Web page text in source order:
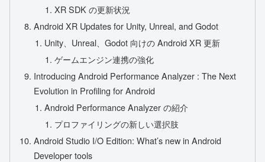
XR SDK の更新状況
Android XR Updates for Unity, Unreal, and Godot
Unity、Unreal、Godot 向けの Android XR 更新
ゲームエンジン連携の強化
Introducing Android Performance Analyzer : The Next
Evolution in Profiling for Android
Android Performance Analyzer の紹介
プロファイリングの新しい選択肢
Android Studio I/O Edition: What’s new in Android
Developer tools